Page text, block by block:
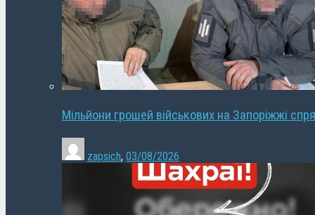
Мільйони грошей військових на Запоріжжі
zapsich, 03/08/2026